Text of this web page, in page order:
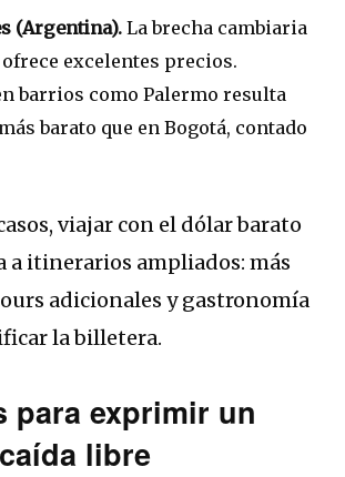
(Argentina). La brecha cambiaria
excelentes precios.
barrios como Palermo resulta
barato que en Bogotá, contado
viajar con el dólar barato
a itinerarios ampliados: más
adicionales y gastronomía
la billetera.
para exprimir un
libre